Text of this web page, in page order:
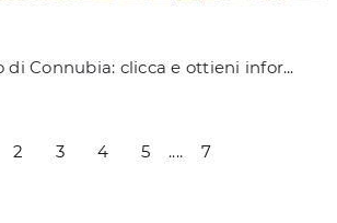
Specchio Inciso di Connubia: clicca e ottieni informazioni sui Complementi e specchi moderni senza cornice del noto e rinomato brand!
2 3 4 5 .... 7